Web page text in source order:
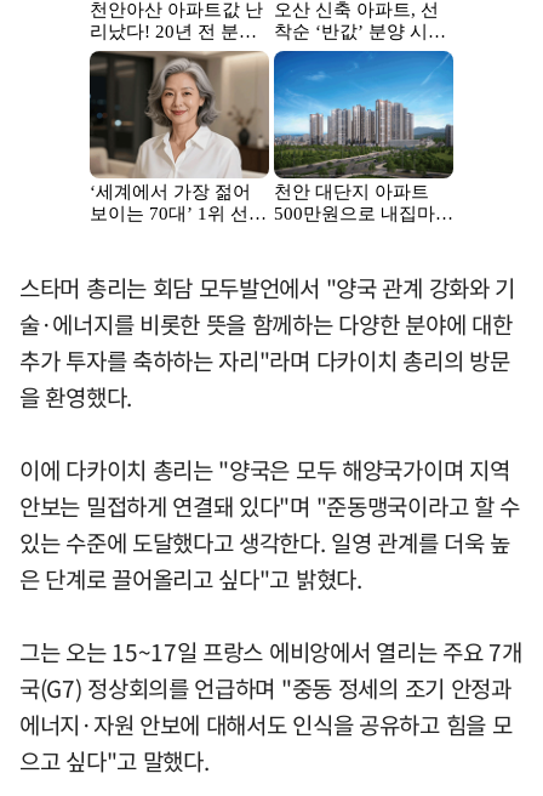
스타머 총리는 회담 모두발언에서 "양국 관계 강화와 기
술·에너지를 비롯한 뜻을 함께하는 다양한 분야에 대한
추가 투자를 축하하는 자리"라며 다카이치 총리의 방문
을 환영했다.
이에 다카이치 총리는 "양국은 모두 해양국가이며 지역
안보는 밀접하게 연결돼 있다"며 "준동맹국이라고 할 수
있는 수준에 도달했다고 생각한다. 일영 관계를 더욱 높
은 단계로 끌어올리고 싶다"고 밝혔다.
그는 오는 15~17일 프랑스 에비앙에서 열리는 주요 7개
국(G7) 정상회의를 언급하며 "중동 정세의 조기 안정과
에너지·자원 안보에 대해서도 인식을 공유하고 힘을 모
으고 싶다"고 말했다.